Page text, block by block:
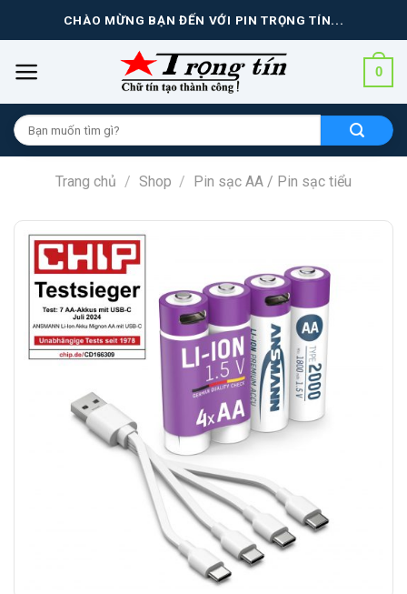
CHÀO MỪNG BẠN ĐẾN VỚI PIN TRỌNG TÍN...
0
Tìm
kiếm
cho:
Trang chủ / Shop / Pin sạc AA / Pin sạc tiểu